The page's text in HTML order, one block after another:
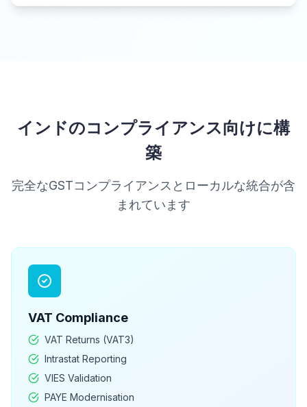
インドのコンプライアンス向けに構
築
完全なGSTコンプライアンスとローカルな統合が含
まれています
VAT Compliance
VAT Returns (VAT3)
Intrastat Reporting
VIES Validation
PAYE Modernisation